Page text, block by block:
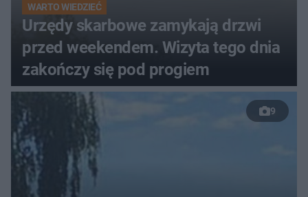
WARTO WIEDZIEĆ
Urzędy skarbowe zamykają drzwi
przed weekendem. Wizyta tego dnia
zakończy się pod progiem
9